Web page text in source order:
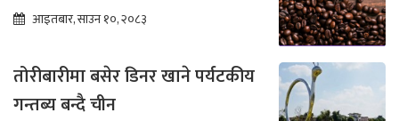
आइतबार, साउन १०, २०८३
तोरीबारीमा बसेर डिनर खाने पर्यटकीय
गन्तब्य बन्दै चीन